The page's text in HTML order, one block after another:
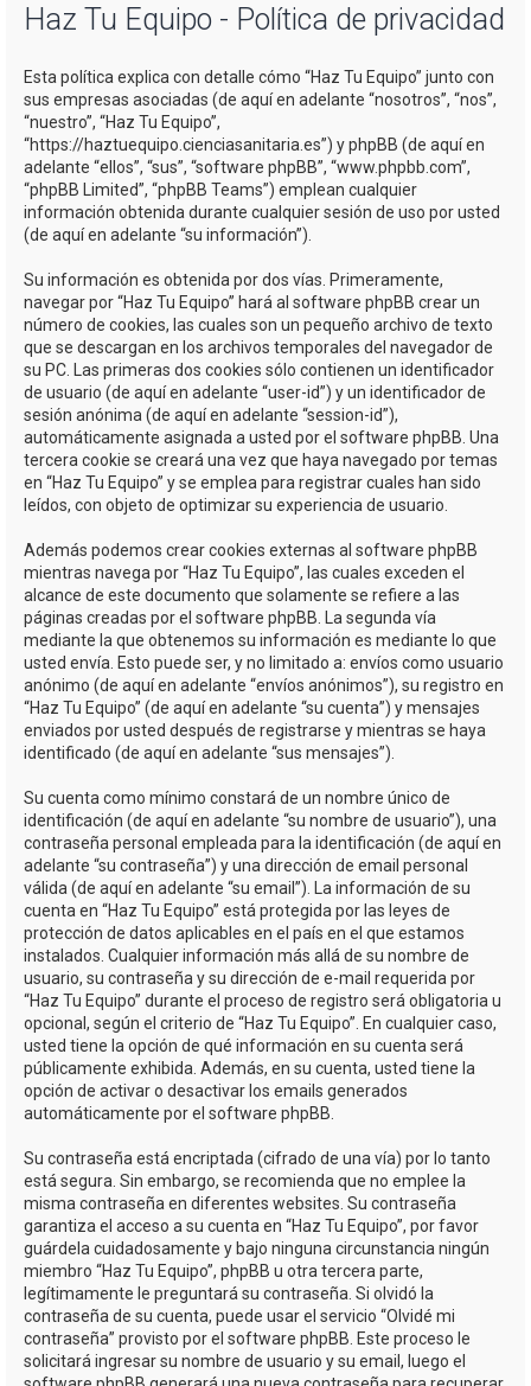
Haz Tu Equipo - Política de privacidad
Esta política explica con detalle cómo “Haz Tu Equipo” junto con
sus empresas asociadas (de aquí en adelante “nosotros”, “nos”,
“nuestro”, “Haz Tu Equipo”,
“https://haztuequipo.cienciasanitaria.es”) y phpBB (de aquí en
adelante “ellos”, “sus”, “software phpBB”, “www.phpbb.com”,
“phpBB Limited”, “phpBB Teams”) emplean cualquier
información obtenida durante cualquier sesión de uso por usted
(de aquí en adelante “su información”).
Su información es obtenida por dos vías. Primeramente,
navegar por “Haz Tu Equipo” hará al software phpBB crear un
número de cookies, las cuales son un pequeño archivo de texto
que se descargan en los archivos temporales del navegador de
su PC. Las primeras dos cookies sólo contienen un identificador
de usuario (de aquí en adelante “user-id”) y un identificador de
sesión anónima (de aquí en adelante “session-id”),
automáticamente asignada a usted por el software phpBB. Una
tercera cookie se creará una vez que haya navegado por temas
en “Haz Tu Equipo” y se emplea para registrar cuales han sido
leídos, con objeto de optimizar su experiencia de usuario.
Además podemos crear cookies externas al software phpBB
mientras navega por “Haz Tu Equipo”, las cuales exceden el
alcance de este documento que solamente se refiere a las
páginas creadas por el software phpBB. La segunda vía
mediante la que obtenemos su información es mediante lo que
usted envía. Esto puede ser, y no limitado a: envíos como usuario
anónimo (de aquí en adelante “envíos anónimos”), su registro en
“Haz Tu Equipo” (de aquí en adelante “su cuenta”) y mensajes
enviados por usted después de registrarse y mientras se haya
identificado (de aquí en adelante “sus mensajes”).
Su cuenta como mínimo constará de un nombre único de
identificación (de aquí en adelante “su nombre de usuario”), una
contraseña personal empleada para la identificación (de aquí en
adelante “su contraseña”) y una dirección de email personal
válida (de aquí en adelante “su email”). La información de su
cuenta en “Haz Tu Equipo” está protegida por las leyes de
protección de datos aplicables en el país en el que estamos
instalados. Cualquier información más allá de su nombre de
usuario, su contraseña y su dirección de e-mail requerida por
“Haz Tu Equipo” durante el proceso de registro será obligatoria u
opcional, según el criterio de “Haz Tu Equipo”. En cualquier caso,
usted tiene la opción de qué información en su cuenta será
públicamente exhibida. Además, en su cuenta, usted tiene la
opción de activar o desactivar los emails generados
automáticamente por el software phpBB.
Su contraseña está encriptada (cifrado de una vía) por lo tanto
está segura. Sin embargo, se recomienda que no emplee la
misma contraseña en diferentes websites. Su contraseña
garantiza el acceso a su cuenta en “Haz Tu Equipo”, por favor
guárdela cuidadosamente y bajo ninguna circunstancia ningún
miembro “Haz Tu Equipo”, phpBB u otra tercera parte,
legítimamente le preguntará su contraseña. Si olvidó la
contraseña de su cuenta, puede usar el servicio “Olvidé mi
contraseña” provisto por el software phpBB. Este proceso le
solicitará ingresar su nombre de usuario y su email, luego el